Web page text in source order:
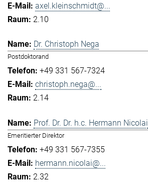
axel.kleinschmidt@...
2.10
Dr. Christoph Nega
Postdoktorand
+49 331 567-7324
christoph.nega@...
2.14
Prof. Dr. Dr. h.c. Hermann Nicolai
Emeritierter Direktor
+49 331 567-7355
hermann.nicolai@...
2.32